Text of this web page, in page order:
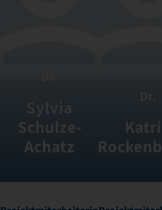
Sylvia
Schulze-
Achatz